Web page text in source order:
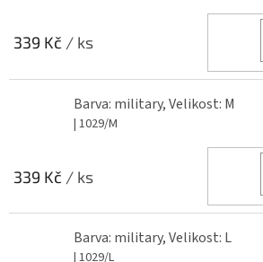
339 Kč / ks
Barva: military, Velikost: M
| 1029/M
339 Kč / ks
Barva: military, Velikost: L
| 1029/L